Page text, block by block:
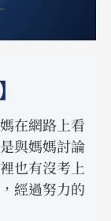
在網路上看
與媽媽討論
也有沒考上
經過努力的